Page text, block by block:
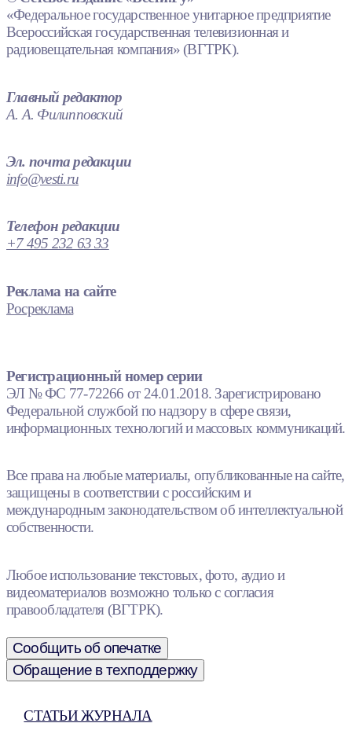
«Федеральное государственное унитарное предприятие
Всероссийская государственная телевизионная и
радиовещательная компания» (ВГТРК).
Главный редактор
А. А. Филипповский
Эл. почта редакции
info@vesti.ru
Телефон редакции
+7 495 232 63 33
Реклама на сайте
Росреклама
Регистрационный номер серии
ЭЛ № ФС 77-72266 от 24.01.2018. Зарегистрировано
Федеральной службой по надзору в сфере связи,
информационных технологий и массовых коммуникаций.
Все права на любые материалы, опубликованные на сайте,
защищены в соответствии с российским и
международным законодательством об интеллектуальной
собственности.
Любое использование текстовых, фото, аудио и
видеоматериалов возможно только с согласия
правообладателя (ВГТРК).
Сообщить об опечатке
Обращение в техподдержку
СТАТЬИ ЖУРНАЛА